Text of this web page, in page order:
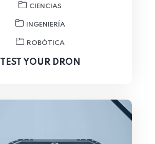
CIENCIAS
INGENIERÍA
ROBÓTICA
TEST YOUR DRON